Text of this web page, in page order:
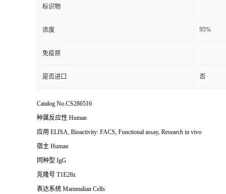
标识物
浓度 95%
免疫原
是否进口 否
Catalog No.CS286516
种属反应性 Human
应用 ELISA, Bioactivity: FACS, Functional assay, Research in vivo
宿主 Human
同种型 IgG
克隆号 T1E28z
表达系统 Mammalian Cells